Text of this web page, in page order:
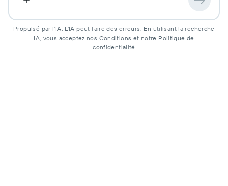
Propulsé par l’IA. L’IA peut faire des erreurs. En utilisant la recherche
IA, vous acceptez nos Conditions et notre Politique de
confidentialité